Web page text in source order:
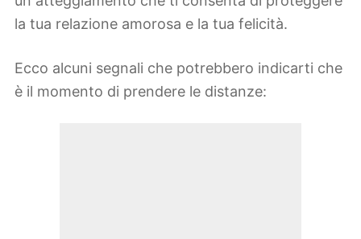
la tua relazione amorosa e la tua felicità.
Ecco alcuni segnali che potrebbero indicarti che
è il momento di prendere le distanze: